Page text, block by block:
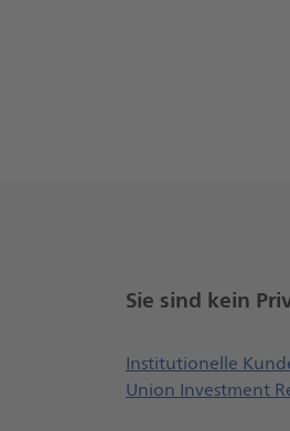
Sie sind kein
Institutionelle
Union Investment